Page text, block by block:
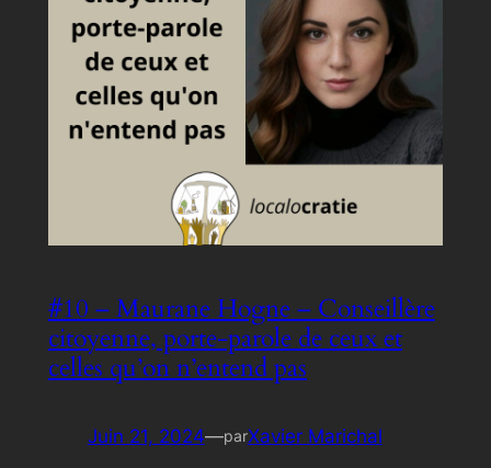
#10 – Maurane Hogne – Conseillère
citoyenne, porte-parole de ceux et
celles qu’on n’entend pas
Juin 21, 2024—parXavier Marichal